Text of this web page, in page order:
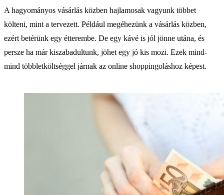
A hagyományos vásárlás közben hajlamosak vagyunk többet
költeni, mint a tervezett. Például megéhezünk a vásárlás közben,
ezért betérünk egy étterembe. De egy kávé is jól jönne utána, és
persze ha már kiszabadultunk, jöhet egy jó kis mozi. Ezek mind-
mind többletköltséggel járnak az online shoppingoláshoz képest.